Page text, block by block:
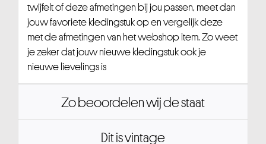
twijfelt of deze afmetingen bij jou passen, meet dan
jouw favoriete kledingstuk op en vergelijk deze
met de afmetingen van het webshop item. Zo weet
je zeker dat jouw nieuwe kledingstuk ook je
nieuwe lievelings is
Zo beoordelen wij de staat
Dit is vintage